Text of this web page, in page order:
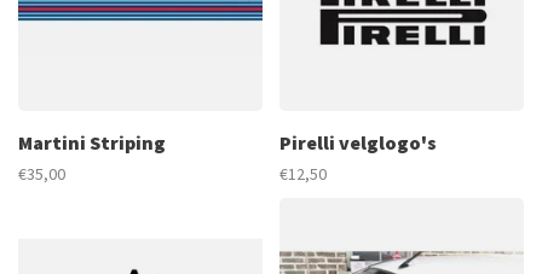
Martini Striping
€35,00
Pirelli velglogo's
€12,50